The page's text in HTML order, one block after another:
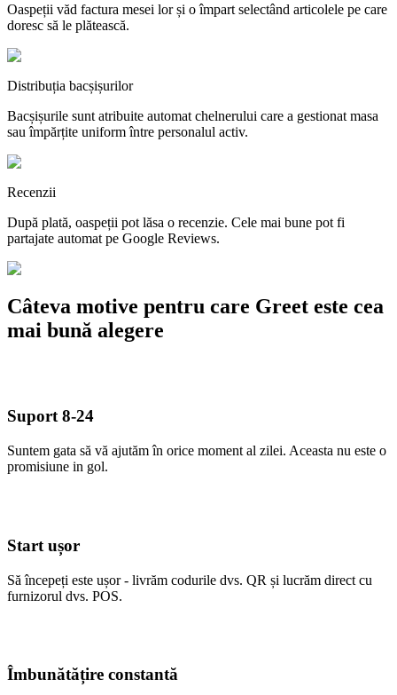
Oaspeții văd factura mesei lor și o împart selectând articolele pe care
doresc să le plătească.
Distribuția bacșișurilor
Bacșișurile sunt atribuite automat chelnerului care a gestionat masa
sau împărțite uniform între personalul activ.
Recenzii
După plată, oaspeții pot lăsa o recenzie. Cele mai bune pot fi
partajate automat pe Google Reviews.
Câteva motive pentru care Greet este cea
mai bună alegere
Suport 8-24
Suntem gata să vă ajutăm în orice moment al zilei. Aceasta nu este o
promisiune in gol.
Start ușor
Să începeți este ușor - livrăm codurile dvs. QR și lucrăm direct cu
furnizorul dvs. POS.
Îmbunătățire constantă